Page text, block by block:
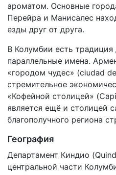
ароматом. Основные
Перейра и Манисалес
езды друг от друга.
В Колумбии есть традиция
параллельные имена.
«городом чудес» (ciudad
стремительное
«Кофейной столицей»
является ещё и столицей
благополучного региона
География
Департамент Киндио
центральной части